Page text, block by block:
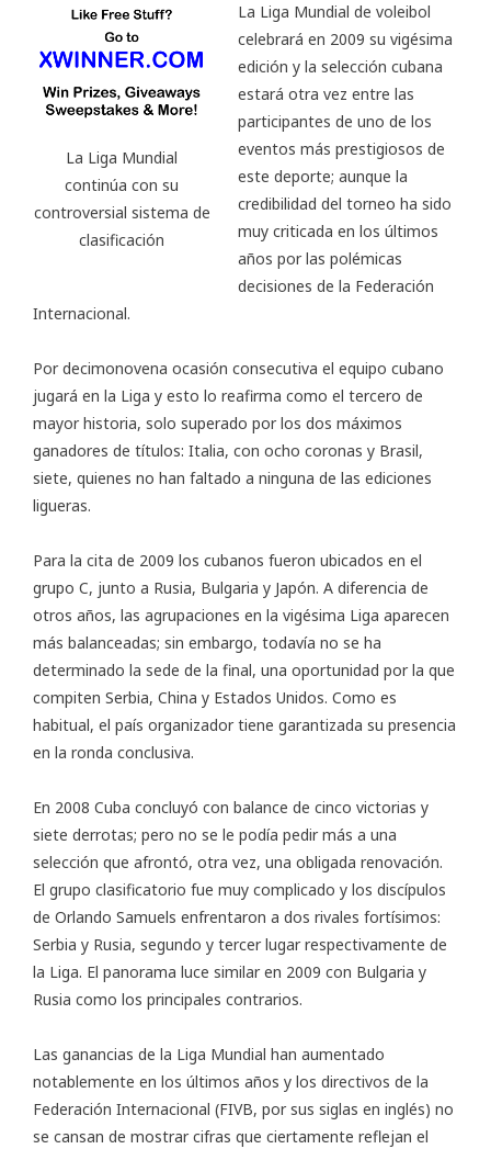
La Liga Mundial
continúa con su
controversial sistema de
clasificación
La Liga Mundial de voleibol
celebrará en 2009 su vigésima
edición y la selección cubana
estará otra vez entre las
participantes de uno de los
eventos más prestigiosos de
este deporte; aunque la
credibilidad del torneo ha sido
muy criticada en los últimos
años por las polémicas
decisiones de la Federación
Internacional.
Por decimonovena ocasión consecutiva el equipo cubano
jugará en la Liga y esto lo reafirma como el tercero de
mayor historia, solo superado por los dos máximos
ganadores de títulos: Italia, con ocho coronas y Brasil,
siete, quienes no han faltado a ninguna de las ediciones
ligueras.
Para la cita de 2009 los cubanos fueron ubicados en el
grupo C, junto a Rusia, Bulgaria y Japón. A diferencia de
otros años, las agrupaciones en la vigésima Liga aparecen
más balanceadas; sin embargo, todavía no se ha
determinado la sede de la final, una oportunidad por la que
compiten Serbia, China y Estados Unidos. Como es
habitual, el país organizador tiene garantizada su presencia
en la ronda conclusiva.
En 2008 Cuba concluyó con balance de cinco victorias y
siete derrotas; pero no se le podía pedir más a una
selección que afrontó, otra vez, una obligada renovación.
El grupo clasificatorio fue muy complicado y los discípulos
de Orlando Samuels enfrentaron a dos rivales fortísimos:
Serbia y Rusia, segundo y tercer lugar respectivamente de
la Liga. El panorama luce similar en 2009 con Bulgaria y
Rusia como los principales contrarios.
Las ganancias de la Liga Mundial han aumentado
notablemente en los últimos años y los directivos de la
Federación Internacional (FIVB, por sus siglas en inglés) no
se cansan de mostrar cifras que ciertamente reflejan el